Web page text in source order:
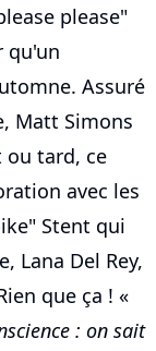
please"
qu'un
Assuré
Matt Simons
ou tard, ce
avec les
Stent qui
Lana Del Rey,
que ça ! «
: on sait